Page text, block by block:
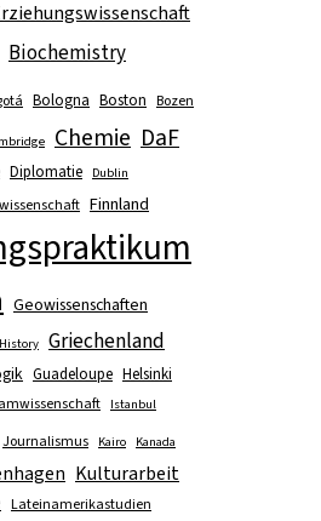
Biochemistry
Bologna Boston Bozen
Chemie DaF
Diplomatie Dublin
Finnland
Geowissenschaften
Griechenland
Guadeloupe Helsinki
Istanbul
Journalismus Kairo Kanada
Kulturarbeit
Lateinamerikastudien